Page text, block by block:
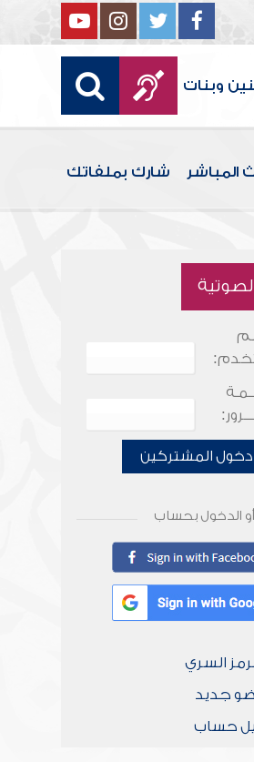
وبنات
المباشر شارك بملفاتك
دخول المشتركين
أو الدخول بحساب
السري
جديد
حساب